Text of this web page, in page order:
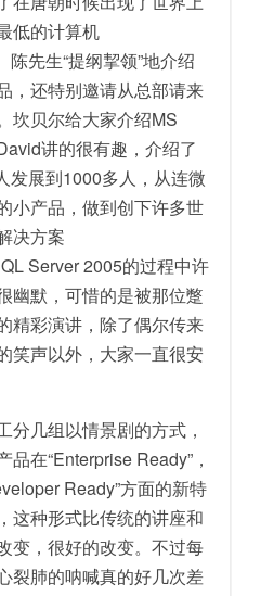
低的计算机
先生“提纲挈领”地介绍
，还特别邀请从总部请来
坎贝尔给大家介绍MS
讲的很有趣，介绍了
发展到1000多人，从连微
小产品，做到创下许多世
决方案
Server 2005的过程中许
幽默，可惜的是被那位蹩
精彩演讲，除了偶尔传来
笑声以外，大家一直很安
几组以情景剧的方式，
在“Enterprise Ready”，
Ready”方面的新特
这种形式比传统的讲座和
变，很好的改变。不过每
裂肺的呐喊真的好几次差